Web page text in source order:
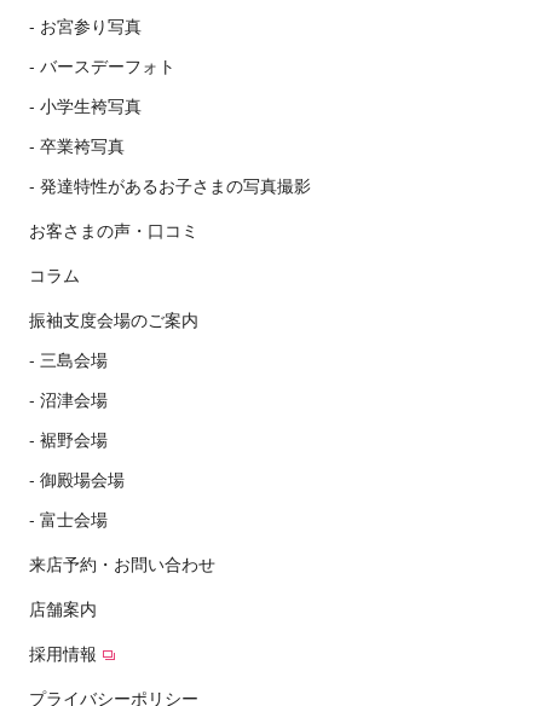
お宮参り写真
バースデーフォト
小学生袴写真
卒業袴写真
発達特性があるお子さまの写真撮影
お客さまの声・口コミ
コラム
振袖支度会場のご案内
三島会場
沼津会場
裾野会場
御殿場会場
富士会場
来店予約・お問い合わせ
店舗案内
採用情報
プライバシーポリシー